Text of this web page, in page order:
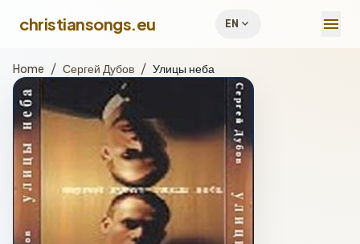
christiansongs.eu EN expand_more menu
Home / Сергей Дубов / Улицы неба